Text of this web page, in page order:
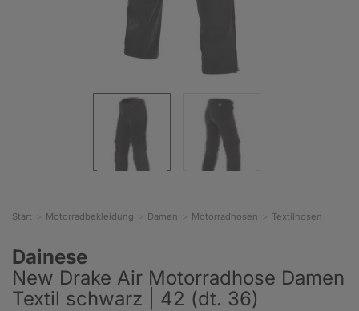
Start Motorradbekleidung Damen Motorradhosen Textilhosen
Dainese
New Drake Air Motorradhose Damen
Textil schwarz | 42 (dt. 36)